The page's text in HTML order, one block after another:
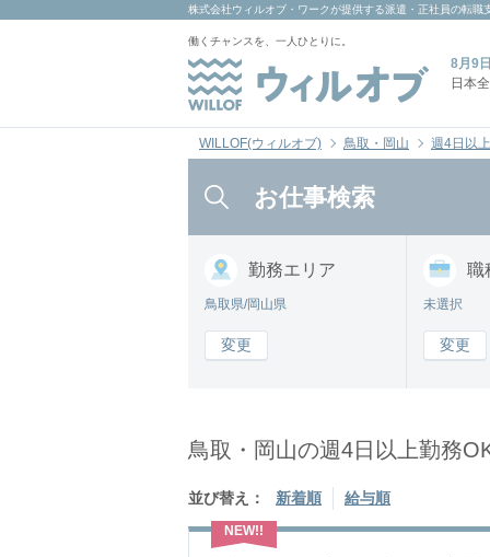
株式会社ウィルオブ・ワーク が提供する派遣・正社員の転
働くチャンスを、一人ひとりに。
8月9
日本
WILLOF(ウィルオブ) 鳥取・岡山 週4日以
お仕事検索
勤務エリア
鳥取県/岡山県
変更
職
未選択
変更
鳥取・岡山の週4日以上勤務
並び替え： 新着順 給与順